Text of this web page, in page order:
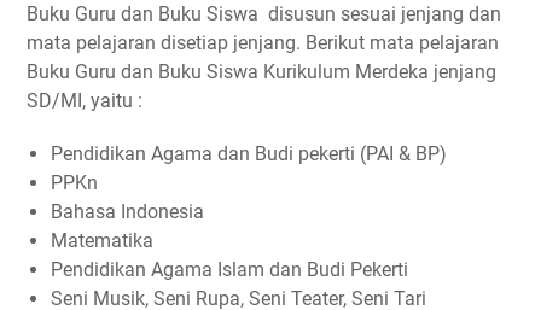
Buku Guru dan Buku Siswa disusun sesuai jenjang dan
mata pelajaran disetiap jenjang. Berikut mata pelajaran
Buku Guru dan Buku Siswa Kurikulum Merdeka jenjang
SD/MI, yaitu :
Pendidikan Agama dan Budi pekerti (PAI & BP)
PPKn
Bahasa Indonesia
Matematika
Pendidikan Agama Islam dan Budi Pekerti
Seni Musik, Seni Rupa, Seni Teater, Seni Tari